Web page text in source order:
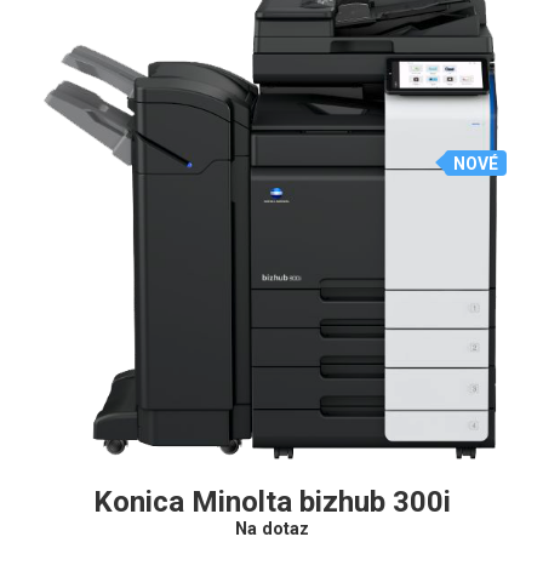
NOVÉ
Konica Minolta bizhub 300i
Na dotaz